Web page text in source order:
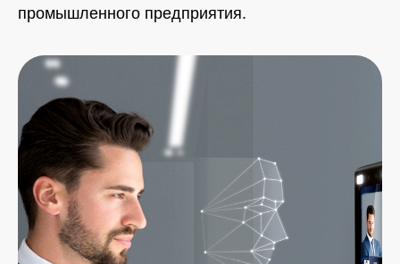
промышленного предприятия.